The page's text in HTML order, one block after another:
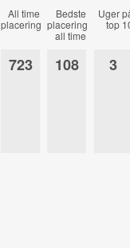
All time
placering
Bedste
placering
all time
Uger
top
723 108 3